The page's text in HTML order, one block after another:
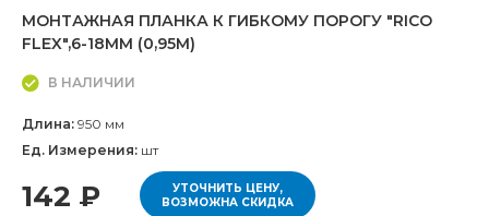
МОНТАЖНАЯ ПЛАНКА К ГИБКОМУ ПОРОГУ "RICO
FLEX",6-18ММ (0,95М)
В НАЛИЧИИ
Длина: 950 мм
Ед. Измерения: шт
142 ₽
УТОЧНИТЬ ЦЕНУ,
ВОЗМОЖНА СКИДКА